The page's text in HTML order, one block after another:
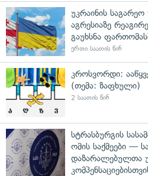
უკრაინის
აგრესიაზე
გაუხსნა
ერთი საათის წინ
კროსვორდი:
(თემა: ზაფხული)
2 საათის წინ
სტრასბურგის
ომის საქმეები —
დაზარალებულთა